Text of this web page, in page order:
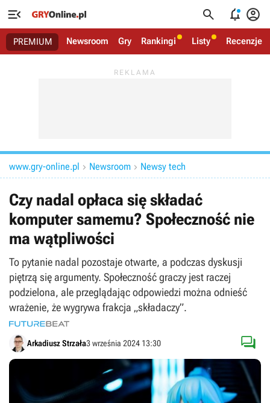
   
PREMIUM Newsroom Gry Rankingi Listy Recenzje
www.gry-online.pl  Newsroom  Newsy tech
Czy nadal opłaca się składać
komputer samemu? Społeczność nie
ma wątpliwości
To pytanie nadal pozostaje otwarte, a podczas dyskusji
piętrzą się argumenty. Społeczność graczy jest raczej
podzielona, ale przeglądając odpowiedzi można odnieść
wrażenie, że wygrywa frakcja „składaczy”.
Arkadiusz Strzała3 września 2024 13:30 